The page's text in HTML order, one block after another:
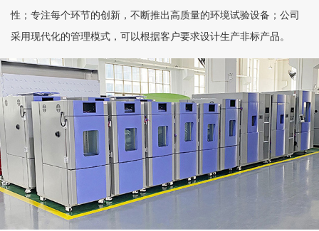
性；专注每个环节的创新，不断推出高质量的环境试验设备；公司
采用现代化的管理模式，可以根据客户要求设计生产非标产品。